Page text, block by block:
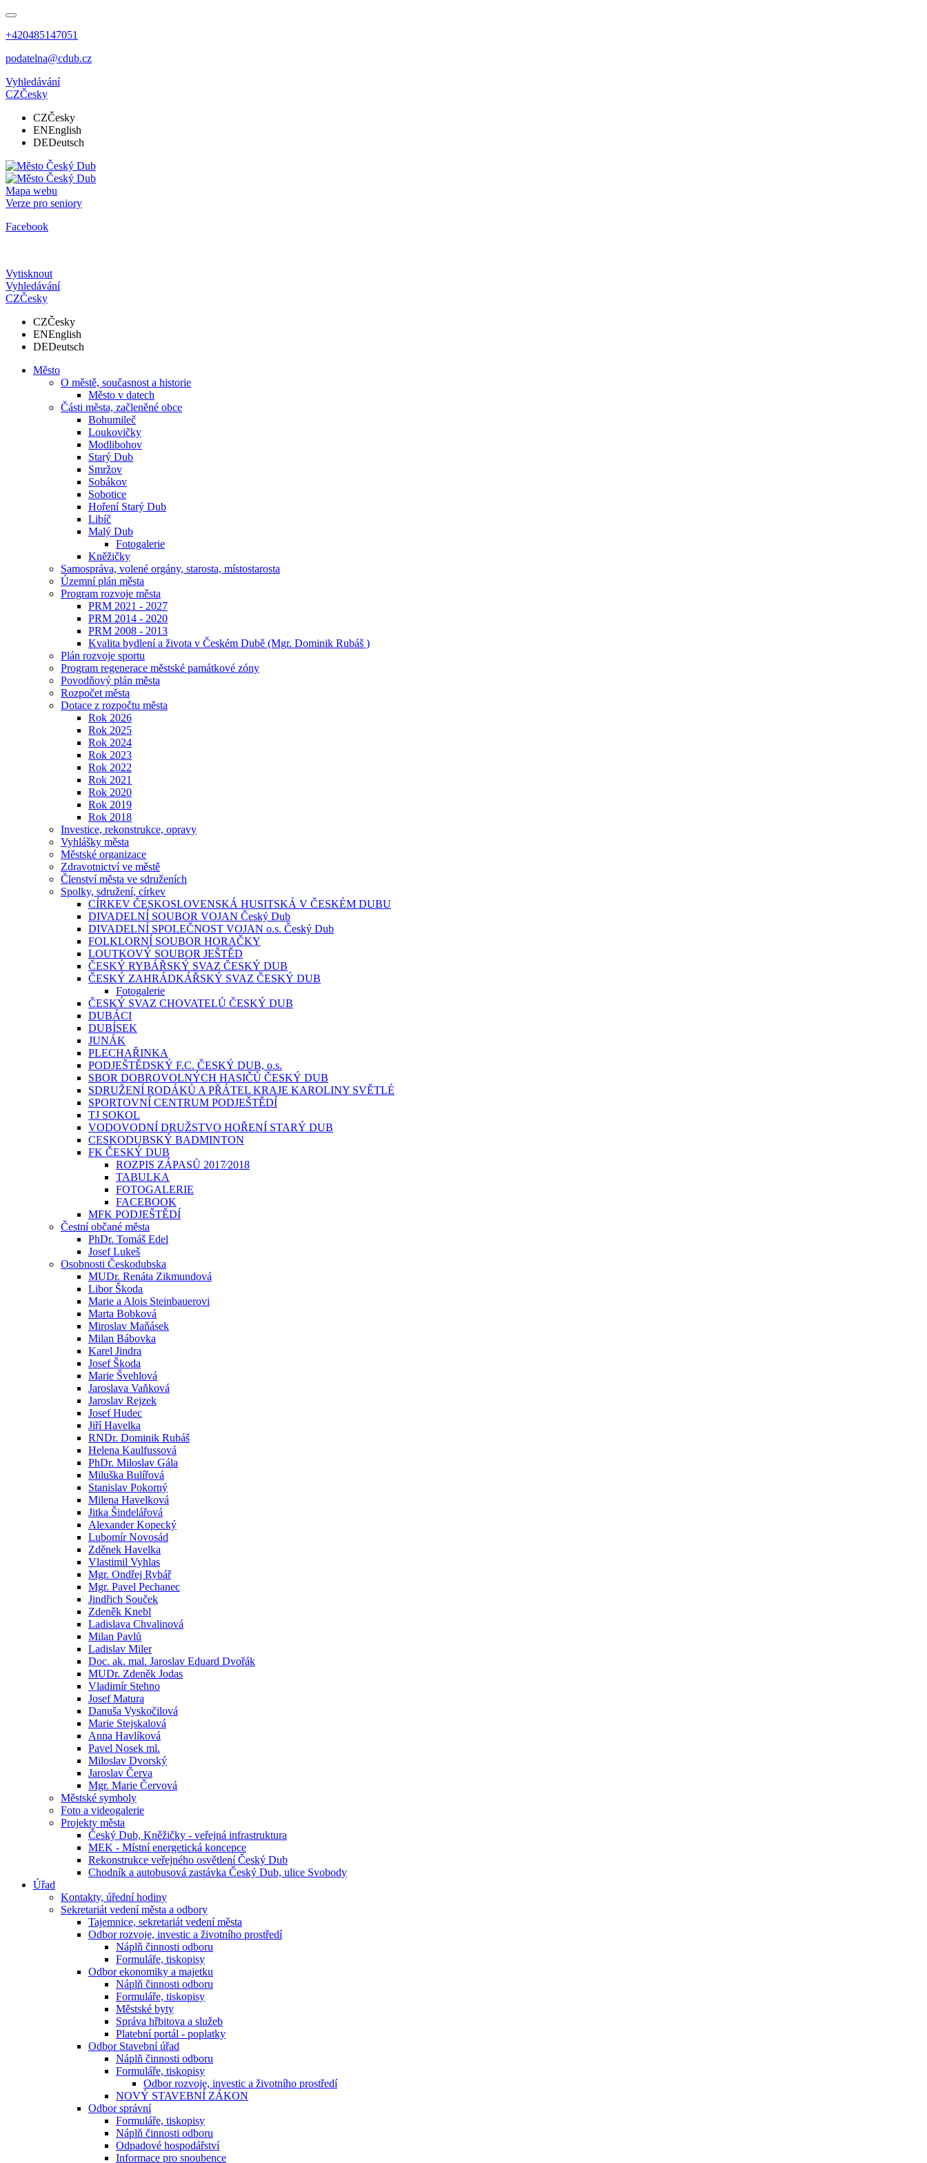
+420485147051
podatelna@cdub.cz
Vyhledávání
CZČesky
CZČesky
ENEnglish
DEDeutsch
Mapa webu
Verze pro seniory
Facebook
Vytisknout
Vyhledávání
CZČesky
CZČesky
ENEnglish
DEDeutsch
Město
O městě, současnost a historie
Město v datech
Části města, začleněné obce
Bohumileč
Loukovičky
Modlibohov
Starý Dub
Smržov
Sobákov
Sobotice
Hoření Starý Dub
Libíč
Malý Dub
Fotogalerie
Kněžičky
Samospráva, volené orgány, starosta, místostarosta
Územní plán města
Program rozvoje města
PRM 2021 - 2027
PRM 2014 - 2020
PRM 2008 - 2013
Kvalita bydlení a života v Českém Dubě (Mgr. Dominik Rubáš )
Plán rozvoje sportu
Program regenerace městské památkové zóny
Povodňový plán města
Rozpočet města
Dotace z rozpočtu města
Rok 2026
Rok 2025
Rok 2024
Rok 2023
Rok 2022
Rok 2021
Rok 2020
Rok 2019
Rok 2018
Investice, rekonstrukce, opravy
Vyhlášky města
Městské organizace
Zdravotnictví ve městě
Členství města ve sdruženích
Spolky, sdružení, církev
CÍRKEV ČESKOSLOVENSKÁ HUSITSKÁ V ČESKÉM DUBU
DIVADELNÍ SOUBOR VOJAN Český Dub
DIVADELNÍ SPOLEČNOST VOJAN o.s. Český Dub
FOLKLORNÍ SOUBOR HORAČKY
LOUTKOVÝ SOUBOR JEŠTĚD
ČESKÝ RYBÁŘSKÝ SVAZ ČESKÝ DUB
ČESKÝ ZAHRÁDKÁŘSKÝ SVAZ ČESKÝ DUB
Fotogalerie
ČESKÝ SVAZ CHOVATELŮ ČESKÝ DUB
DUBÁCI
DUBÍSEK
JUNÁK
PLECHAŘINKA
PODJEŠTĚDSKÝ F.C. ČESKÝ DUB, o.s.
SBOR DOBROVOLNÝCH HASIČŮ ČESKÝ DUB
SDRUŽENÍ RODÁKŮ A PŘÁTEL KRAJE KAROLINY SVĚTLÉ
SPORTOVNÍ CENTRUM PODJEŠTĚDÍ
TJ SOKOL
VODOVODNÍ DRUŽSTVO HOŘENÍ STARÝ DUB
CESKODUBSKÝ BADMINTON
FK ČESKÝ DUB
ROZPIS ZÁPASŮ 2017⁄2018
TABULKA
FOTOGALERIE
FACEBOOK
MFK PODJEŠTĚDÍ
Čestní občané města
PhDr. Tomáš Edel
Josef Lukeš
Osobnosti Českodubska
MUDr. Renáta Zikmundová
Libor Škoda
Marie a Alois Steinbauerovi
Marta Bobková
Miroslav Maňásek
Milan Bábovka
Karel Jindra
Josef Škoda
Marie Švehlová
Jaroslava Vaňková
Jaroslav Rejzek
Josef Hudec
Jiří Havelka
RNDr. Dominik Rubáš
Helena Kaulfussová
PhDr. Miloslav Gála
Miluška Bulířová
Stanislav Pokorný
Milena Havelková
Jitka Šindelářová
Alexander Kopecký
Lubomír Novosád
Zděnek Havelka
Vlastimil Vyhlas
Mgr. Ondřej Rybář
Mgr. Pavel Pechanec
Jindřich Souček
Zdeněk Knebl
Ladislava Chvalinová
Milan Pavlů
Ladislav Miler
Doc. ak. mal. Jaroslav Eduard Dvořák
MUDr. Zdeněk Jodas
Vladimír Stehno
Josef Matura
Danuša Vyskočilová
Marie Stejskalová
Anna Havlíková
Pavel Nosek ml.
Miloslav Dvorský
Jaroslav Červa
Mgr. Marie Červová
Městské symboly
Foto a videogalerie
Projekty města
Český Dub, Kněžičky - veřejná infrastruktura
MEK - Místní energetická koncepce
Rekonstrukce veřejného osvětlení Český Dub
Chodník a autobusová zastávka Český Dub, ulice Svobody
Úřad
Kontakty, úřední hodiny
Sekretariát vedení města a odbory
Tajemnice, sekretariát vedení města
Odbor rozvoje, investic a životního prostředí
Náplň činnosti odboru
Formuláře, tiskopisy
Odbor ekonomiky a majetku
Náplň činnosti odboru
Formuláře, tiskopisy
Městské byty
Správa hřbitova a služeb
Platební portál - poplatky
Odbor Stavební úřad
Náplň činnosti odboru
Formuláře, tiskopisy
Odbor rozvoje, investic a životního prostředí
NOVÝ STAVEBNÍ ZÁKON
Odbor správní
Formuláře, tiskopisy
Náplň činnosti odboru
Odpadové hospodářství
Informace pro snoubence